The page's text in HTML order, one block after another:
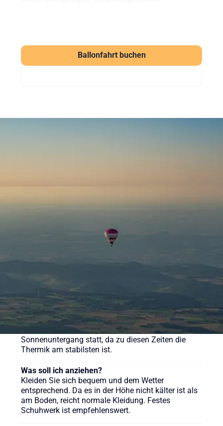
Ballonfahrt buchen
verschiedene Pakete für unsere Ballonfahrten an,
sehen Sie sich gerne auf der Webseite um.
90 Minuten, das gesamte Erlebnis inklusive
Vorbereitung und Taufe dauert ca. 3-4 Stunden.
Wann ist die beste Zeit für eine Ballonfahrt?
Ballonfahrten finden meist früh morgens nach
Sonnenaufgang oder am späten Nachmittag vor
Sonnenuntergang statt, da zu diesen Zeiten die
Thermik am stabilsten ist.
Was soll ich anziehen?
Kleiden Sie sich bequem und dem Wetter
entsprechend. Da es in der Höhe nicht kälter ist als
am Boden, reicht normale Kleidung. Festes
Schuhwerk ist empfehlenswert.